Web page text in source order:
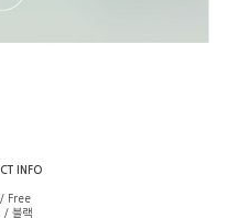
INFO
Free
/ 블랙